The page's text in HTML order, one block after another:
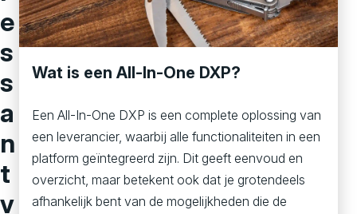
e
s
s
a
n
t
v
Wat is een All-In-One DXP?
Een All-In-One DXP is een complete oplossing van
een leverancier, waarbij alle functionaliteiten in een
platform geïntegreerd zijn. Dit geeft eenvoud en
overzicht, maar betekent ook dat je grotendeels
afhankelijk bent van de mogelijkheden die de